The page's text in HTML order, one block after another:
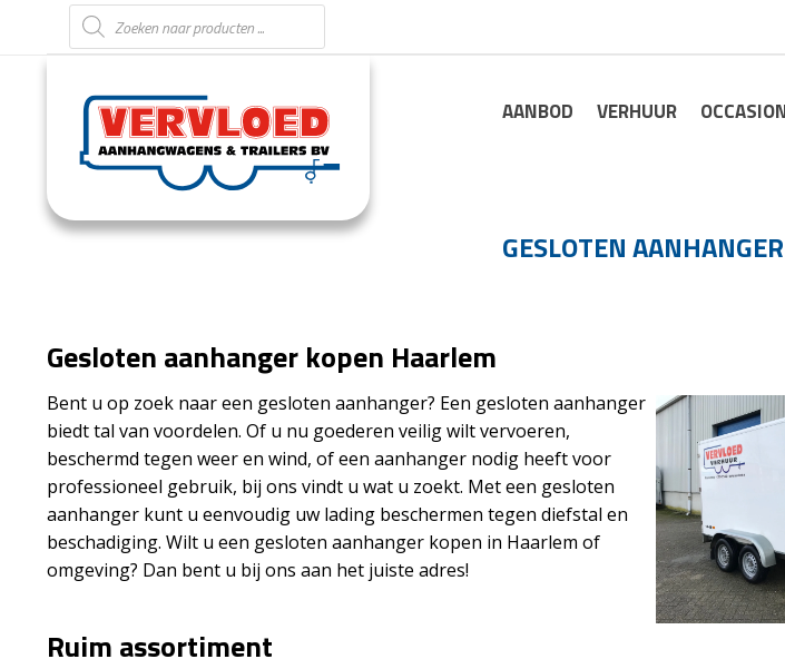
Producten zoeken
AANBOD VERHUUR
GESLOTEN
Gesloten aanhanger kopen Haarlem
Bent u op zoek naar een gesloten aanhanger? Een gesloten aanhanger
biedt tal van voordelen. Of u nu goederen veilig wilt vervoeren,
beschermd tegen weer en wind, of een aanhanger nodig heeft voor
professioneel gebruik, bij ons vindt u wat u zoekt. Met een gesloten
aanhanger kunt u eenvoudig uw lading beschermen tegen diefstal en
beschadiging. Wilt u een gesloten aanhanger kopen in Haarlem of
omgeving? Dan bent u bij ons aan het juiste adres!
Ruim assortiment